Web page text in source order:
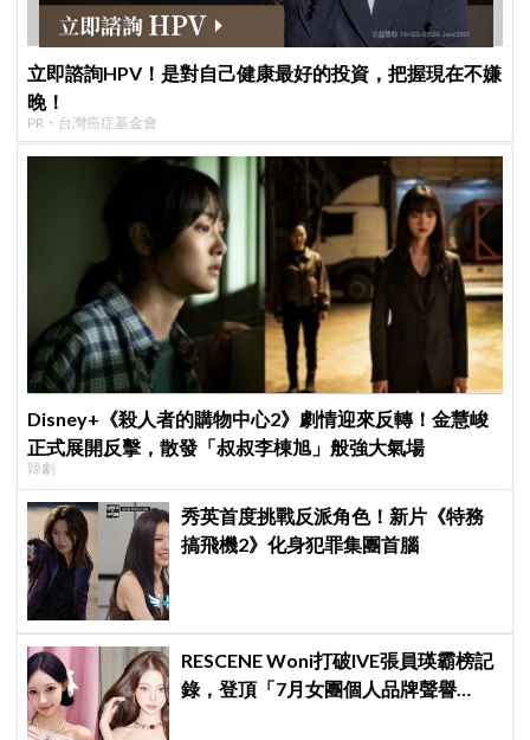
立即諮詢HPV！是對自己健康最好的投資，把握現在不嫌
晚！
PR・台灣癌症基金會
Disney+《殺人者的購物中心2》劇情迎來反轉！金慧峻
正式展開反擊，散發「叔叔李棟旭」般強大氣場
韓劇
秀英首度挑戰反派角色！新片《特務
搞飛機2》化身犯罪集團首腦
RESCENE Woni打破IVE張員瑛霸榜記
錄，登頂「7月女團個人品牌聲譽